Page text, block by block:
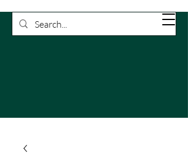
Rossetti
Pulizie